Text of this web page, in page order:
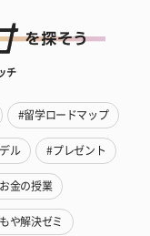
チ
#留学ロードマップ
ル #プレゼント
金の授業
や解決ゼミ